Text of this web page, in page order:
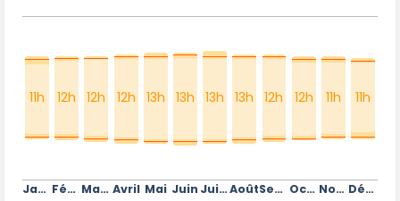
Janvier
11h
Février
12h
Mars
12h
Avril
12h
Mai
13h
Juin
13h
Juillet
13h
Août
13h
Septembre
12h
Octobre
12h
Novembre
11h
Décembre
11h